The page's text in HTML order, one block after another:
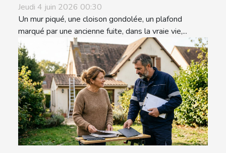
Jeudi 4 juin 2026 00:30
Un mur piqué, une cloison gondolée, un plafond
marqué par une ancienne fuite, dans la vraie vie,...